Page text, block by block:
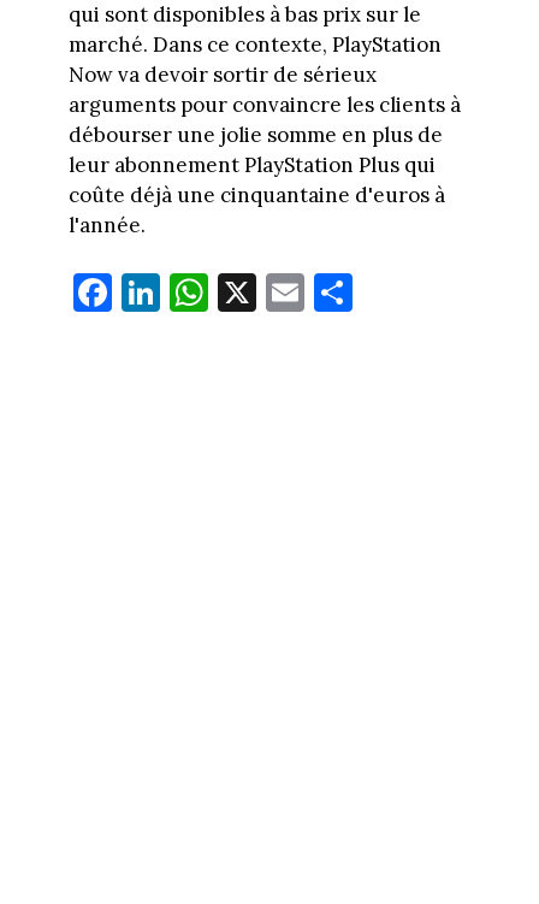
qui sont disponibles à bas prix sur le
marché. Dans ce contexte, PlayStation
Now va devoir sortir de sérieux
arguments pour convaincre les clients à
débourser une jolie somme en plus de
leur abonnement PlayStation Plus qui
coûte déjà une cinquantaine d'euros à
l'année.
Fa
ce
Li
nk
W
ha
X E
m
Pa
rt